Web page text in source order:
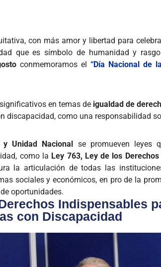
con más amor y libertad para
que es símbolo de humanidad y
conmemoramos el“Día Nacional de
en temas de igualdad de
discapacidad, como una responsabilidad
y Unidad Nacional se promueven leyes
como la Ley 763, Ley de los
la articulación de todas las
sociales y económicos, en pro de la
oportunidades.
Indispensables
con Discapacidad